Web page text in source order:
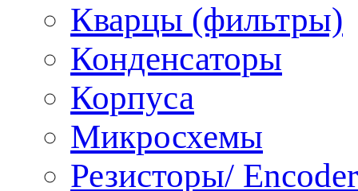
Кварцы (фильтры)
Конденсаторы
Корпуса
Микросхемы
Резисторы/ Encoder